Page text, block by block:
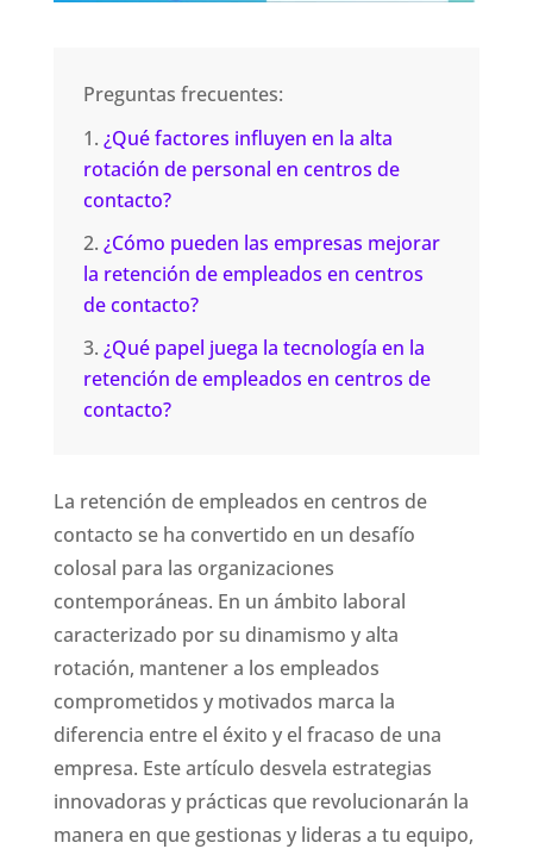
Preguntas frecuentes:
¿Qué factores influyen en la alta
rotación de personal en centros de
contacto?
¿Cómo pueden las empresas mejorar
la retención de empleados en centros
de contacto?
¿Qué papel juega la tecnología en la
retención de empleados en centros de
contacto?
La retención de empleados en centros de
contacto se ha convertido en un desafío
colosal para las organizaciones
contemporáneas. En un ámbito laboral
caracterizado por su dinamismo y alta
rotación, mantener a los empleados
comprometidos y motivados marca la
diferencia entre el éxito y el fracaso de una
empresa. Este artículo desvela estrategias
innovadoras y prácticas que revolucionarán la
manera en que gestionas y lideras a tu equipo,